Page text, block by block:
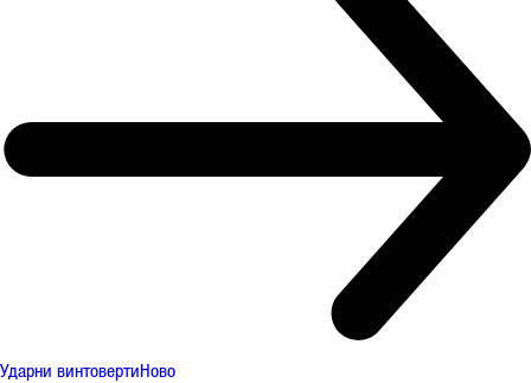
Ударни винтовертиНово